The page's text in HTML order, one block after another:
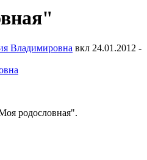
Владимировна вкл 24.01.2012 -
родословная".